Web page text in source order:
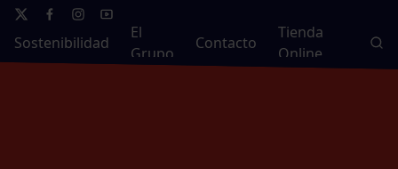
Sostenibilidad
El
Grupo
Contacto
Tienda
Online